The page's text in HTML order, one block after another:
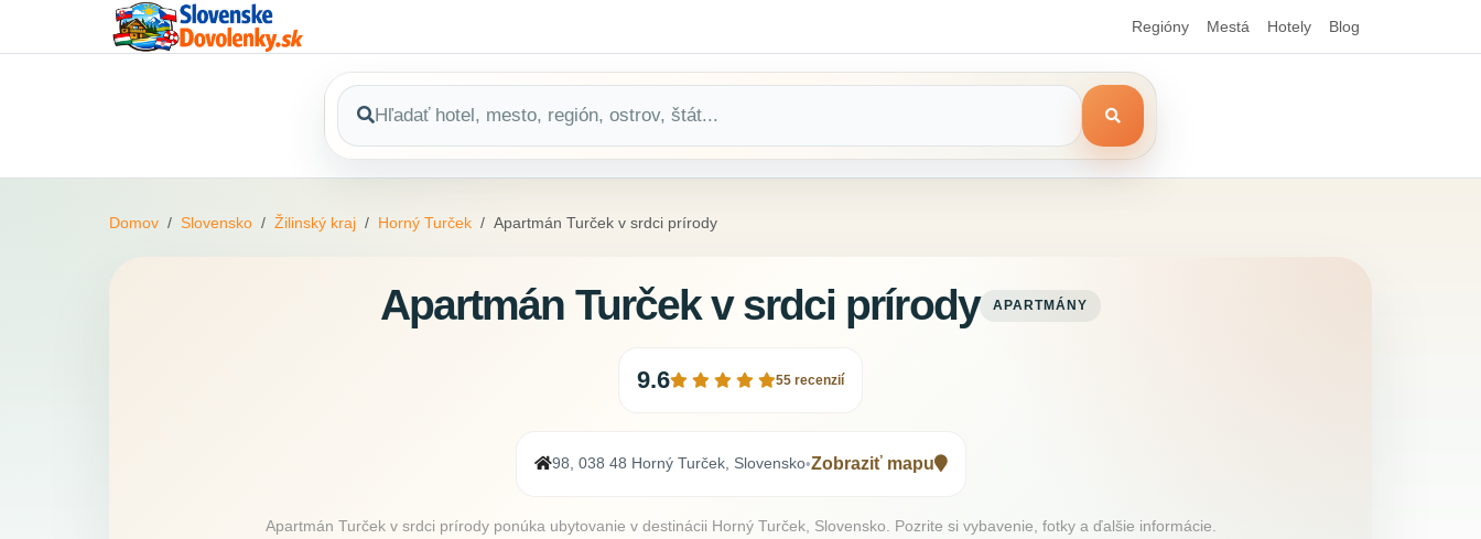
Regióny Mestá Hotely Blog
Domov Slovensko Žilinský kraj Horný Turček Apartmán Turček v srdci prírody
Apartmán Turček v srdci prírody APARTMÁNY
9.6 55 recenzií
98, 038 48 Horný Turček, Slovensko•Zobraziť mapu
Apartmán Turček v srdci prírody ponúka ubytovanie v destinácii Horný Turček, Slovensko. Pozrite si vybavenie, fotky a ďalšie informácie.